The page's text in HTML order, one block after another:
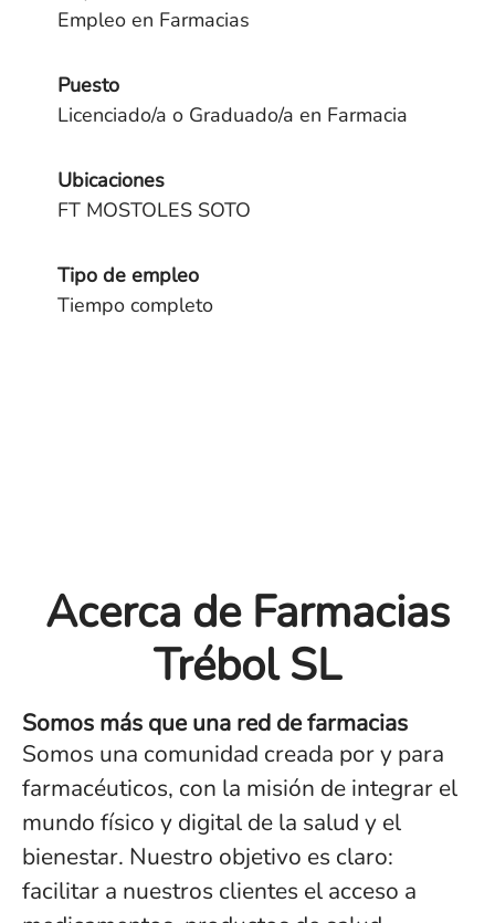
Empleo en Farmacias
Puesto
Licenciado/a o Graduado/a en Farmacia
Ubicaciones
FT MOSTOLES SOTO
Tipo de empleo
Tiempo completo
Acerca de Farmacias
Trébol SL
Somos más que una red de farmacias
Somos una comunidad creada por y para
farmacéuticos, con la misión de integrar el
mundo físico y digital de la salud y el
bienestar. Nuestro objetivo es claro:
facilitar a nuestros clientes el acceso a